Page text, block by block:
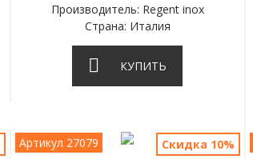
Производитель: Regent inox
Страна: Италия
КУПИТЬ
Артикул 27079 Скидка 10%